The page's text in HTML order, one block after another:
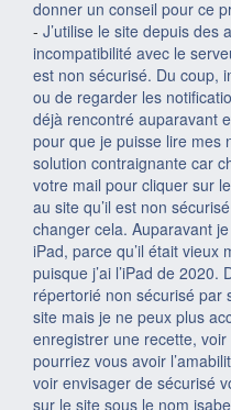
donner un conseil pour ce
- J’utilise le site depuis des
incompatibilité avec le
est non sécurisé. Du coup,
ou de regarder les
déjà rencontré auparavant
pour que je puisse lire mes
solution contraignante car
votre mail pour cliquer sur
au site qu’il est non
changer cela. Auparavant
iPad, parce qu’il était vieux
puisque j’ai l’iPad de
répertorié non sécurisé par
site mais je ne peux plus
enregistrer une recette, voir
pourriez vous avoir
voir envisager de sécurisé
sur le site sous le nom